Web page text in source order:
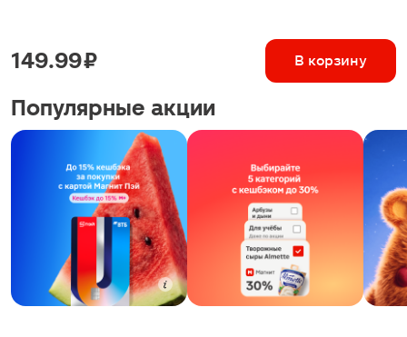
149.99 ₽ В корзину
Популярные акции